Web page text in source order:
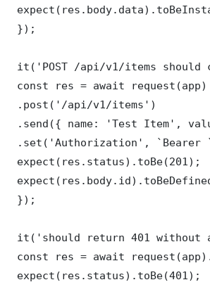
});
it('POST /api/v1/items
const res = await request(app)
.post('/api/v1/items')
.send({ name: 'Test Item',
.set('Authorization', `Bearer
expect(res.status).toBe(201);
});
it('should return 401 without
const res = await
expect(res.status).toBe(401);